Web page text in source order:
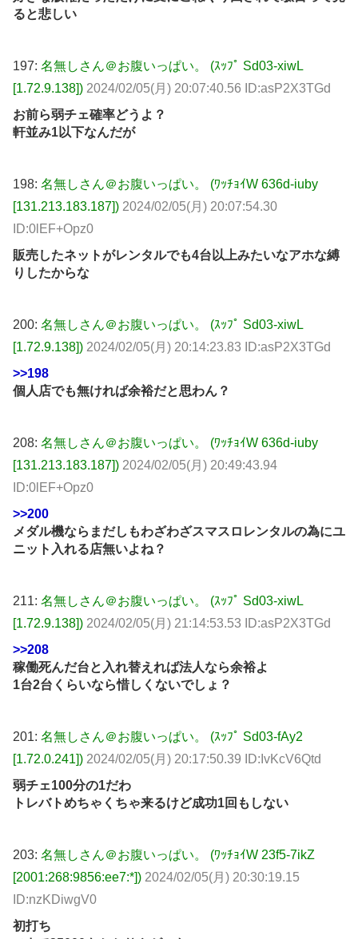
ると悲しい
197: 名無しさん＠お腹いっぱい。 (ｽｯﾌﾟ Sd03-xiwL
[1.72.9.138]) 2024/02/05(月) 20:07:40.56 ID:asP2X3TGd
お前ら弱チェ確率どうよ？
軒並み1以下なんだが
198: 名無しさん＠お腹いっぱい。 (ﾜｯﾁｮｲW 636d-iuby
[131.213.183.187]) 2024/02/05(月) 20:07:54.30
ID:0lEF+Opz0
販売したネットがレンタルでも4台以上みたいなアホな縛
りしたからな
200: 名無しさん＠お腹いっぱい。 (ｽｯﾌﾟ Sd03-xiwL
[1.72.9.138]) 2024/02/05(月) 20:14:23.83 ID:asP2X3TGd
>>198
個人店でも無ければ余裕だと思わん？
208: 名無しさん＠お腹いっぱい。 (ﾜｯﾁｮｲW 636d-iuby
[131.213.183.187]) 2024/02/05(月) 20:49:43.94
ID:0lEF+Opz0
>>200
メダル機ならまだしもわざわざスマスロレンタルの為にユ
ニット入れる店無いよね？
211: 名無しさん＠お腹いっぱい。 (ｽｯﾌﾟ Sd03-xiwL
[1.72.9.138]) 2024/02/05(月) 21:14:53.53 ID:asP2X3TGd
>>208
稼働死んだ台と入れ替えれば法人なら余裕よ
1台2台くらいなら惜しくないでしょ？
201: 名無しさん＠お腹いっぱい。 (ｽｯﾌﾟ Sd03-fAy2
[1.72.0.241]) 2024/02/05(月) 20:17:50.39 ID:IvKcV6Qtd
弱チェ100分の1だわ
トレバトめちゃくちゃ来るけど成功1回もしない
203: 名無しさん＠お腹いっぱい。 (ﾜｯﾁｮｲW 23f5-7ikZ
[2001:268:9856:ee7:*]) 2024/02/05(月) 20:30:19.15
ID:nzKDiwgV0
初打ち